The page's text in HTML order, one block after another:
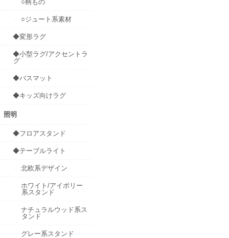
○柄もの
○ジュート系素材
◆変形ラグ
◆小型ラグ/アクセントラ
グ
◆バスマット
◆キッズ向けラグ
照明
◆フロアスタンド
◆テーブルライト
北欧系デザイン
ホワイト/アイボリー
系スタンド
ナチュラルウッド系ス
タンド
グレー系スタンド